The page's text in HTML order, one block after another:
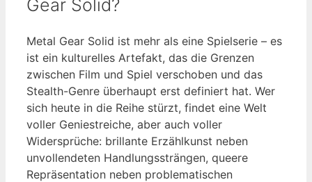
Gear Solid?
Metal Gear Solid ist mehr als eine Spielserie – es
ist ein kulturelles Artefakt, das die Grenzen
zwischen Film und Spiel verschoben und das
Stealth-Genre überhaupt erst definiert hat. Wer
sich heute in die Reihe stürzt, findet eine Welt
voller Geniestreiche, aber auch voller
Widersprüche: brillante Erzählkunst neben
unvollendeten Handlungssträngen, queere
Repräsentation neben problematischen